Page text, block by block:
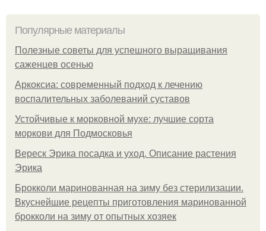
Популярные материалы
Полезные советы для успешного выращивания
саженцев осенью
Аркоксиа: современный подход к лечению
воспалительных заболеваний суставов
Устойчивые к морковной мухе: лучшие сорта
моркови для Подмосковья
Вереск Эрика посадка и уход. Описание растения
Эрика
Брокколи маринованная на зиму без стерилизации.
Вкуснейшие рецепты приготовления маринованной
брокколи на зиму от опытных хозяек